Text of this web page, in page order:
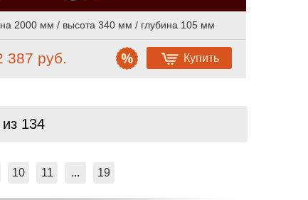
2000 мм / высота 340 мм / глубина 105 мм
387 руб. Купить
из 134
10 11 ... 19